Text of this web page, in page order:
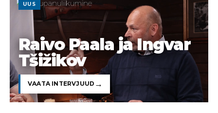
UUS
Raivo Paala ja Ingvar
Tšižikov
VAATA INTERVJUUD